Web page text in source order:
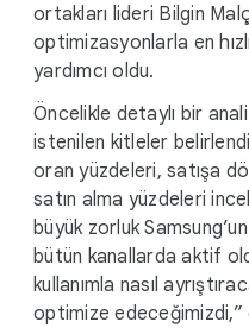
ortakları lideri Bilgin
optimizasyonlarla en
yardımcı oldu.
Öncelikle detaylı bir
istenilen kitleler
oran yüzdeleri, satışa
satın alma yüzdeleri
büyük zorluk
bütün kanallarda aktif
kullanımla nasıl
optimize